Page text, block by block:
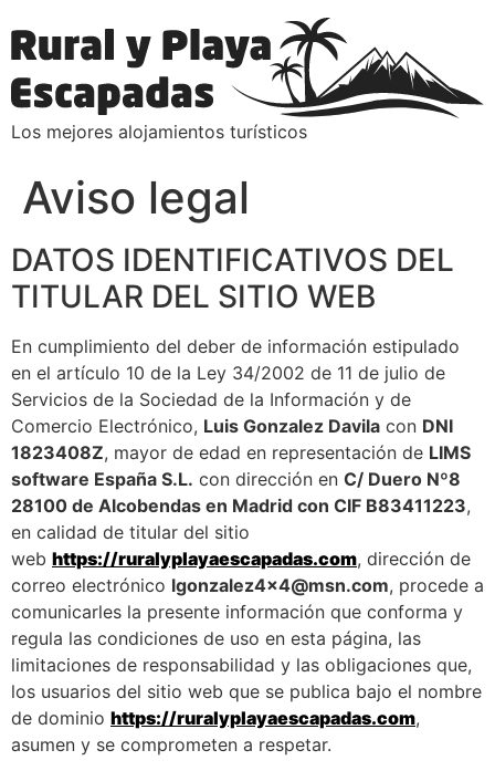
Los mejores alojamientos turísticos
Aviso legal
DATOS IDENTIFICATIVOS DEL
TITULAR DEL SITIO WEB
En cumplimiento del deber de información estipulado
en el artículo 10 de la Ley 34/2002 de 11 de julio de
Servicios de la Sociedad de la Información y de
Comercio Electrónico, Luis Gonzalez Davila con DNI
1823408Z, mayor de edad en representación de LIMS
software España S.L. con dirección en C/ Duero Nº8
28100 de Alcobendas en Madrid con CIF B83411223,
en calidad de titular del sitio
web https://ruralyplayaescapadas.com, dirección de
correo electrónico lgonzalez4x4@msn.com, procede a
comunicarles la presente información que conforma y
regula las condiciones de uso en esta página, las
limitaciones de responsabilidad y las obligaciones que,
los usuarios del sitio web que se publica bajo el nombre
de dominio https://ruralyplayaescapadas.com,
asumen y se comprometen a respetar.